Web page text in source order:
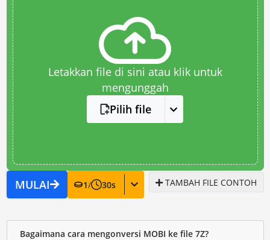
Letakkan file di sini atau klik untuk
mengunggah
Pilih file
MULAI 1/ 30s TAMBAH FILE CONTOH
Bagaimana cara mengonversi MOBI ke file 7Z?